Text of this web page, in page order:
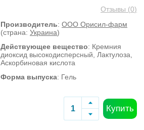
Отзывы (0)
Производитель: ООО Орисил-фарм
(страна: Украина)
Действующее вещество: Кремния
диоксид высокодисперсный, Лактулоза,
Аскорбиновая кислота
Форма выпуска: Гель
Купить